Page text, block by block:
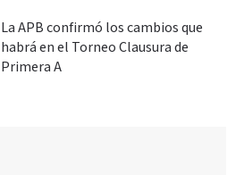
La APB confirmó los cambios que
habrá en el Torneo Clausura de
Primera A